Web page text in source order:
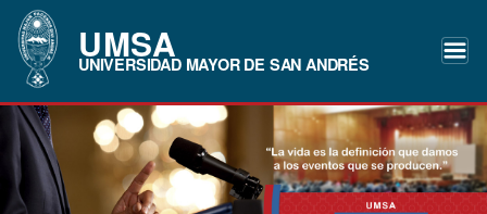
UMSA
UNIVERSIDAD MAYOR DE SAN ANDRÉS